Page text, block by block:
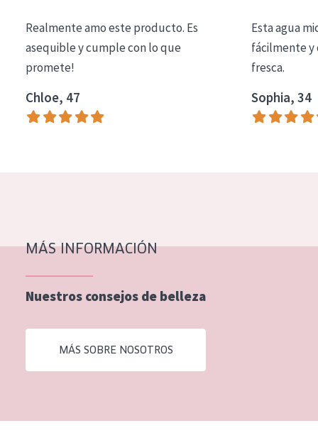
Essentials
Lift+
Expert
Piel madura
Piel menopáusica
EDAD
Realmente amo este producto. Es
asequible y cumple con lo que
promete!
Chloe, 47
Esta agua
fácilmente y
fresca.
Sophia, 34
MÁS INFORMACIÓN
Nuestros consejos de belleza
MÁS SOBRE NOSOTROS